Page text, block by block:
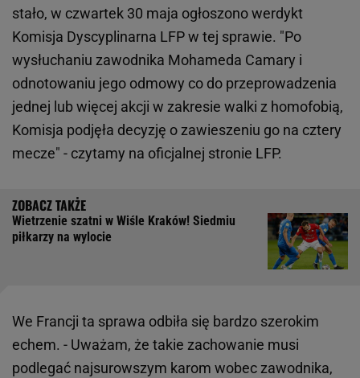
stało, w czwartek 30 maja ogłoszono werdykt
Komisja Dyscyplinarna LFP w tej sprawie. "Po
wysłuchaniu zawodnika Mohameda Camary i
odnotowaniu jego odmowy co do przeprowadzenia
jednej lub więcej akcji w zakresie walki z homofobią,
Komisja podjęła decyzję o zawieszeniu go na cztery
mecze" - czytamy na oficjalnej stronie LFP.
Wietrzenie szatni w Wiśle Kraków! Siedmiu
piłkarzy na wylocie
We Francji ta sprawa odbiła się bardzo szerokim
echem. - Uważam, że takie zachowanie musi
podlegać najsurowszym karom wobec zawodnika,